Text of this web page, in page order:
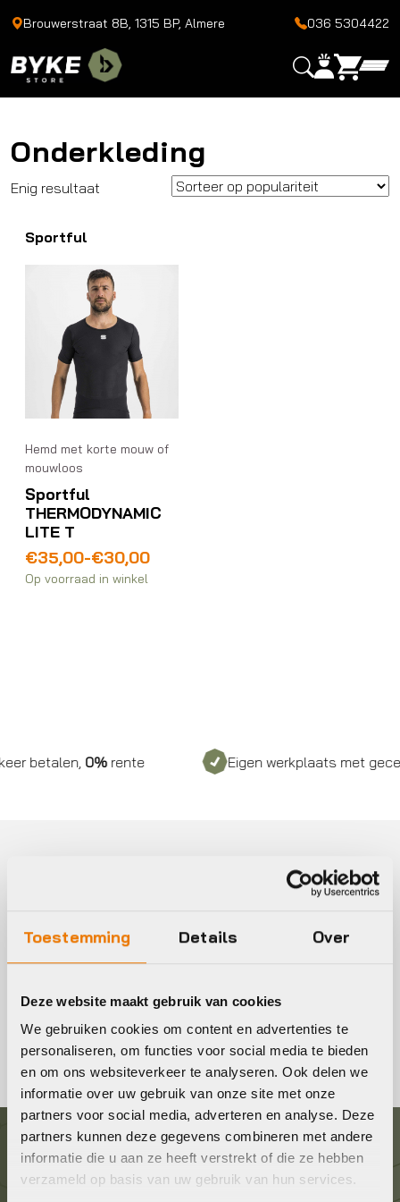
Toestemming Details Over
Deze website maakt gebruik van cookies
We gebruiken cookies om content en advertenties te
personaliseren, om functies voor social media te bieden
en om ons websiteverkeer te analyseren. Ook delen we
informatie over uw gebruik van onze site met onze
partners voor social media, adverteren en analyse. Deze
partners kunnen deze gegevens combineren met andere
informatie die u aan ze heeft verstrekt of die ze hebben
verzameld op basis van uw gebruik van hun services.
Brouwerstraat 8B, 1315 BP, Almere 036 5304422
Onderkleding
Enig resultaat
Sportful
Hemd met korte mouw of
mouwloos
Sportful
THERMODYNAMIC
LITE T
€30,00
-
€35,00
Prijsklasse:
€30,00
Op voorraad in winkel
betalen,0%rente Eigen werkplaats met
Fiets onderkleding kopen
is de basis van je outfit! Onderkleding is gemaakt om de
Bekijk ons uitgebreide assortiment online of kom langs in
de winkel!
Graag in contact komen?